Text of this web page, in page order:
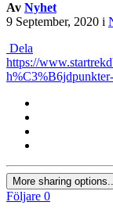
Av Nyhet
9 September, 2020 i
Dela
https://
More sharing
Följare 0